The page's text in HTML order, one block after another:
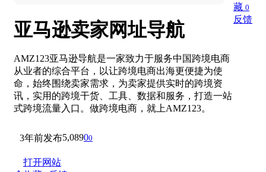
亚马逊卖家网址导航
AMZ123亚马逊导航是一家致力于服务中国跨境电商
从业者的综合平台，以让跨境电商出海更便捷为使
命，始终围绕卖家需求，为卖家提供实时的跨境资
讯，实用的跨境干货、工具、数据和服务，打造一站
式跨境流量入口。做跨境电商，就上AMZ123。
藏 0
反馈
3年前发布5,08900
打开网站